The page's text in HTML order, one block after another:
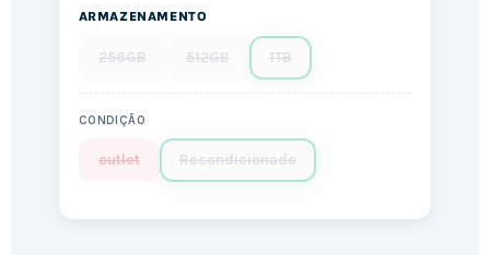
ARMAZENAMENTO
256GB 512GB 1TB
CONDIÇÃO
outlet Recondicionado